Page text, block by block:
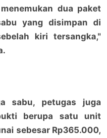
dua paket
yang disimpan di
kiri tersangka,"
sabu, petugas juga
berupa satu unit
sebesar Rp365.000,